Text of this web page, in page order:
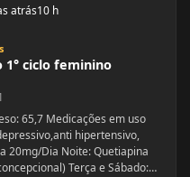
atrás10 h
ciclo feminino
hipertensivo,
Terça e Sábado: